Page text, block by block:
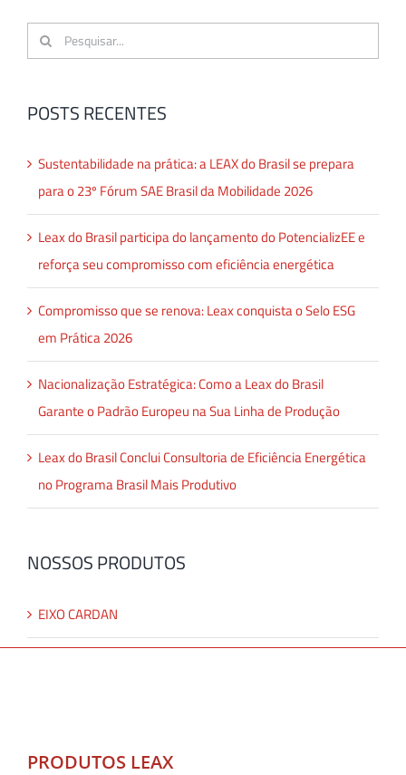
Buscar
resultados
POSTS RECENTES
Sustentabilidade na prática: a LEAX do Brasil se prepara
para o 23º Fórum SAE Brasil da Mobilidade 2026
Leax do Brasil participa do lançamento do PotencializEE e
reforça seu compromisso com eficiência energética
Compromisso que se renova: Leax conquista o Selo ESG
em Prática 2026
Nacionalização Estratégica: Como a Leax do Brasil
Garante o Padrão Europeu na Sua Linha de Produção
Leax do Brasil Conclui Consultoria de Eficiência Energética
no Programa Brasil Mais Produtivo
NOSSOS PRODUTOS
EIXO CARDAN
PRODUTOS LEAX